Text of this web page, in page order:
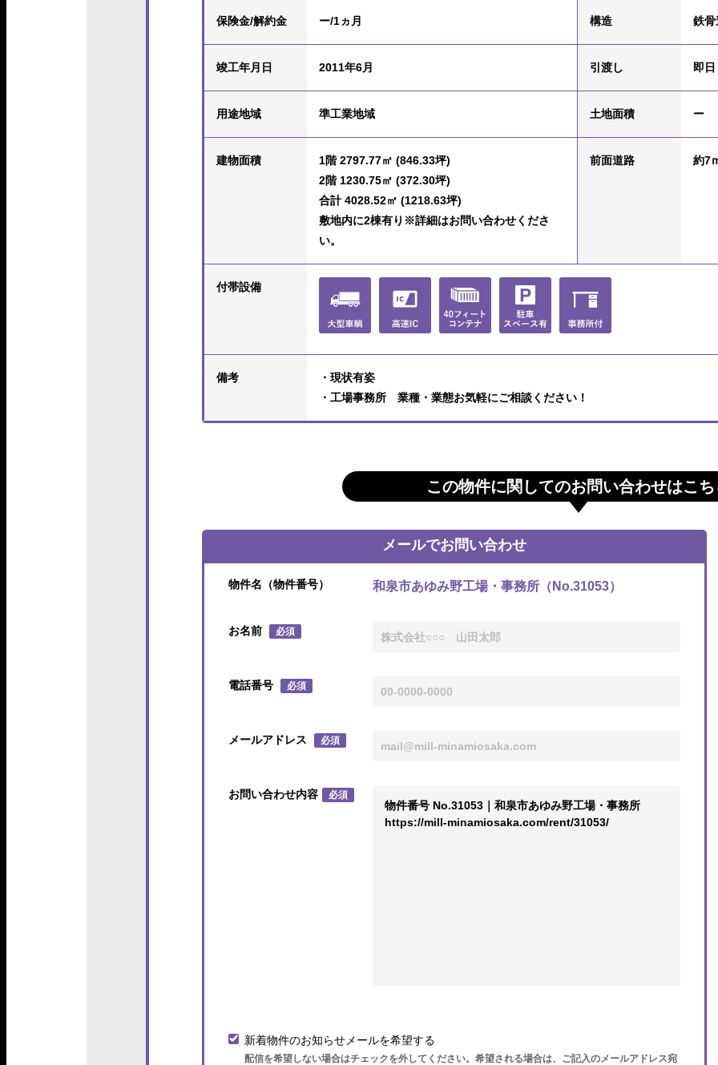
保険金/解約金 ー/1ヵ月 構造 鉄
竣工年月日 2011年6月 引渡し 即日
用途地域 準工業地域 土地面積 ー
建物面積
1階 2797.77㎡ (846.33坪)
2階 1230.75㎡ (372.30坪)
合計 4028.52㎡ (1218.63坪)
敷地内に2棟有り※詳細はお問い合わせくださ
い。
前面道路 約7
付帯設備
備考
・現状有姿
・工場事務所 業種・業態お気軽にご相談ください！
この物件に関してのお問い合わせはこ
メールでお問い合わせ
物件名（物件番号） 和泉市あゆみ野工場・事務所（No.31053）
お名前 必須
電話番号 必須
メールアドレス 必須
お問い合わせ内容 必須
新着物件のお知らせメールを希望する
配信を希望しない場合はチェックを外してください。希望される場合は、ご記入のメールアドレス宛